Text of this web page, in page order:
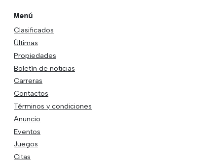
Menú
Clasificados
Últimas
Propiedades
Boletín de noticias
Carreras
Contactos
Términos y condiciones
Anuncio
Eventos
Juegos
Citas